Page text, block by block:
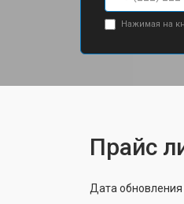
Нажимая на
Прайс
Дата обновления